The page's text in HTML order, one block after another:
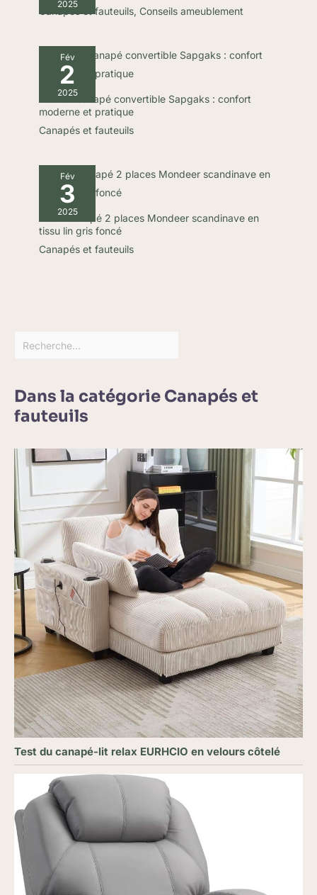
kg. Montage
2025
Canapés et fauteuils, Conseils ameublement
Fév
2
2025
Test du canapé convertible Sapgaks : confort
moderne et pratique
Canapés et fauteuils
Fév
3
2025
Test : canapé 2 places Mondeer scandinave en
tissu lin gris foncé
Canapés et fauteuils
Dans la catégorie Canapés et
fauteuils
Test du canapé-lit relax EURHCIO en velours côtelé